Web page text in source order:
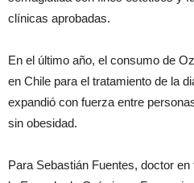
clínicas aprobadas.
En el último año, el consumo de
en Chile para el tratamiento de la
expandió con fuerza entre
sin obesidad.
Para Sebastián Fuentes, doctor